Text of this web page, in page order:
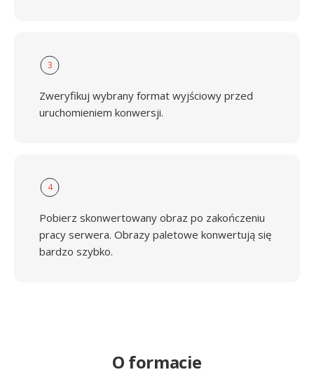
3
Zweryfikuj wybrany format wyjściowy przed
uruchomieniem konwersji.
4
Pobierz skonwertowany obraz po zakończeniu
pracy serwera. Obrazy paletowe konwertują się
bardzo szybko.
O formacie